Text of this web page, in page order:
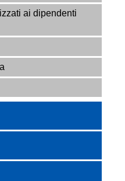
ai dipendenti